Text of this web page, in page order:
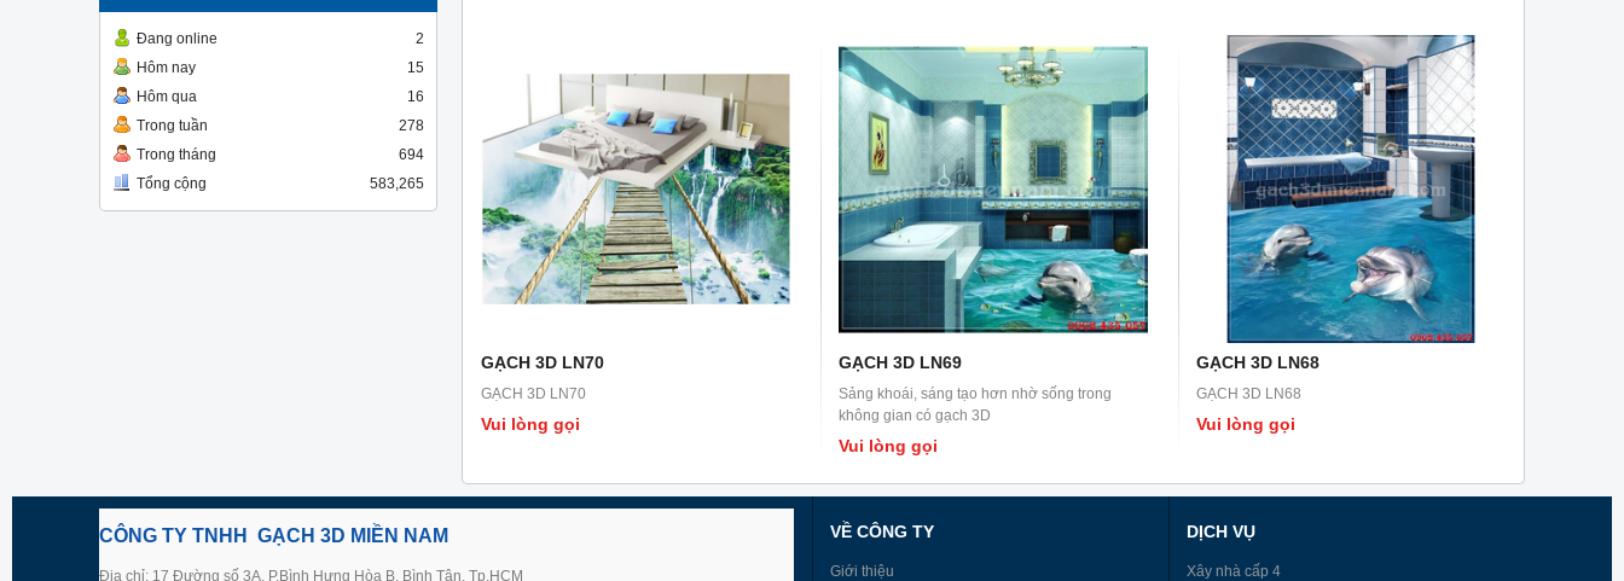
Đang online
2
Hôm nay
15
Hôm qua
16
Trong tuần
278
Trong tháng
694
Tổng cộng
583,265
GẠCH 3D LN70
GẠCH 3D LN70
Vui lòng gọi
GẠCH 3D LN69
Sảng khoái, sáng tạo hơn nhờ sống trong
không gian có gạch 3D
Vui lòng gọi
GẠCH 3D LN68
GẠCH 3D LN68
Vui lòng gọi
CÔNG TY TNHH GẠCH 3D MIỀN NAM
Địa chỉ: 17 Đường số 3A, P.Bình Hưng Hòa B, Bình Tân, Tp.HCM
VỀ CÔNG TY
Giới thiệu
DỊCH VỤ
Xây nhà cấp 4